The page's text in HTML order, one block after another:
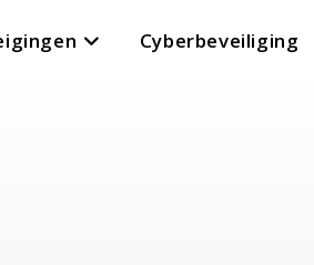
Cyberbeveiliging